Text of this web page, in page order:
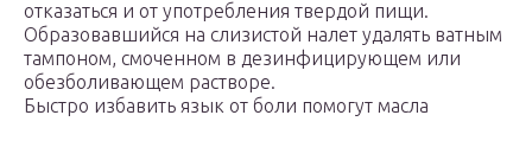
отказаться и от употребления твердой пищи.
Образовавшийся на слизистой налет удалять ватным
тампоном, смоченном в дезинфицирующем или
обезболивающем растворе.
Быстро избавить язык от боли помогут масла